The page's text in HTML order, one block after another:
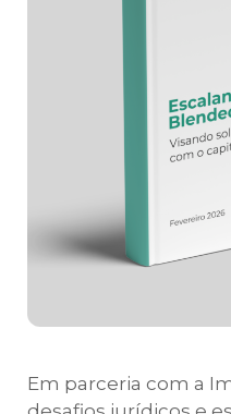
Em parceria com a